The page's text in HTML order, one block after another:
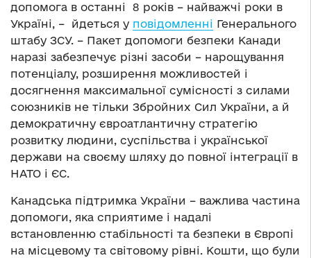
допомога в останні 8 років – найважчі роки в
Україні, – йдеться у повідомленні Генерального
штабу ЗСУ. – Пакет допомоги безпеки Канади
наразі забезпечує різні засоби – нарощування
потенціалу, розширення можливостей і
досягнення максимальної сумісності з силами
союзників не тільки Збройних Сил України, а й
демократичну євроатлантичну стратегію
розвитку людини, суспільства і української
держави на своєму шляху до повної інтеграції в
НАТО і ЄС.
Канадська підтримка України – важлива частина
допомоги, яка сприятиме і надалі
встановленню стабільності та безпеки в Європі
на місцевому та світовому рівні. Кошти, що були